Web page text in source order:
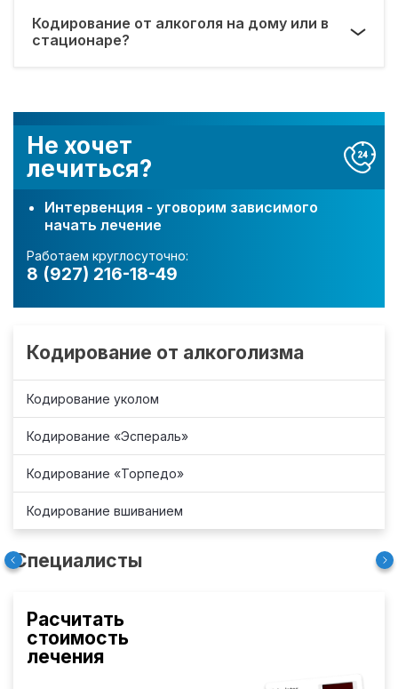
Не хочет
лечиться?
Интервенция - уговорим зависимого
начать лечение
Работаем круглосуточно:
8 (927) 216-18-49
Кодирование от алкоголизма
Кодирование уколом
Кодирование «Эспераль»
Кодирование «Торпедо»
Кодирование вшиванием
Специалисты
Расчитать
стоимость
лечения
Кодирование от алкоголя на дому или в
стационаре?